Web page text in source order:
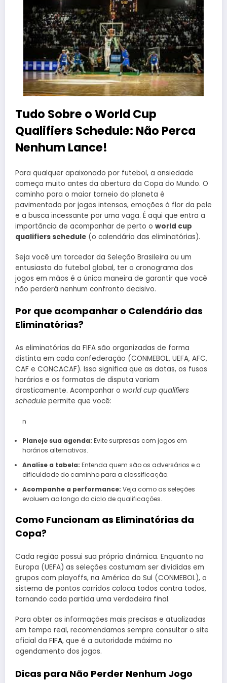
Tudo Sobre o World Cup
Qualifiers Schedule: Não Perca
Nenhum Lance!
Para qualquer apaixonado por futebol, a ansiedade
começa muito antes da abertura da Copa do Mundo. O
caminho para o maior torneio do planeta é
pavimentado por jogos intensos, emoções à flor da pele
e a busca incessante por uma vaga. É aqui que entra a
importância de acompanhar de perto o world cup
qualifiers schedule (o calendário das eliminatórias).
Seja você um torcedor da Seleção Brasileira ou um
entusiasta do futebol global, ter o cronograma dos
jogos em mãos é a única maneira de garantir que você
não perderá nenhum confronto decisivo.
Por que acompanhar o Calendário das
Eliminatórias?
As eliminatórias da FIFA são organizadas de forma
distinta em cada confederação (CONMEBOL, UEFA, AFC,
CAF e CONCACAF). Isso significa que as datas, os fusos
horários e os formatos de disputa variam
drasticamente. Acompanhar o world cup qualifiers
schedule permite que você:
n
Planeje sua agenda: Evite surpresas com jogos em
horários alternativos.
Analise a tabela: Entenda quem são os adversários e a
dificuldade do caminho para a classificação.
Acompanhe a performance: Veja como as seleções
evoluem ao longo do ciclo de qualificações.
Como Funcionam as Eliminatórias da
Copa?
Cada região possui sua própria dinâmica. Enquanto na
Europa (UEFA) as seleções costumam ser divididas em
grupos com playoffs, na América do Sul (CONMEBOL), o
sistema de pontos corridos coloca todos contra todos,
tornando cada partida uma verdadeira final.
Para obter as informações mais precisas e atualizadas
em tempo real, recomendamos sempre consultar o site
oficial da FIFA, que é a autoridade máxima no
agendamento dos jogos.
Dicas para Não Perder Nenhum Jogo